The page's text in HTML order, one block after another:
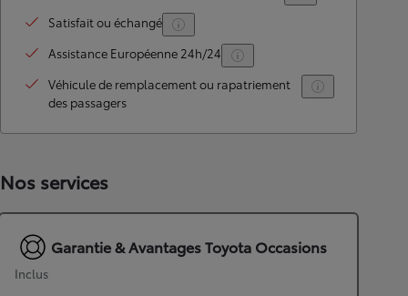
Satisfait ou échangé
Assistance Européenne 24h/24
Véhicule de remplacement ou rapatriement
des passagers
Nos services
Garantie & Avantages Toyota Occasions
Inclus